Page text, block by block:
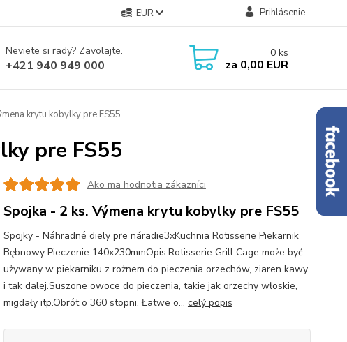
EUR Prihlásenie
Neviete si rady? Zavolajte.
+421 940 949 000
0 ks
za 0,00 EUR
krytu kobylky pre FS55
pre FS55
Ako ma hodnotia zákazníci
Spojka - 2 ks. Výmena krytu kobylky pre FS55
Spojky - Náhradné diely pre náradie3xKuchnia Rotisserie Piekarnik
Bębnowy Pieczenie 140x230mmOpis:Rotisserie Grill Cage może być
używany w piekarniku z rożnem do pieczenia orzechów, ziaren kawy
i tak dalej.Suszone owoce do pieczenia, takie jak orzechy włoskie,
migdały itp.Obrót o 360 stopni. Łatwe o... celý popis